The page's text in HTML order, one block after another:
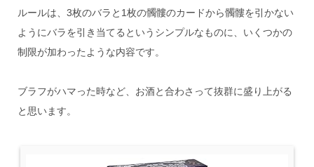
ルールは、3枚のバラと1枚の髑髏のカードから髑髏を引かない
ようにバラを引き当てるというシンプルなものに、いくつかの
制限が加わったような内容です。
ブラフがハマった時など、お酒と合わさって抜群に盛り上がる
と思います。